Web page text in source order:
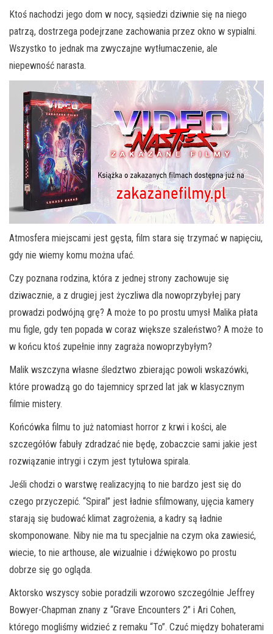
Ktoś nachodzi jego dom w nocy, sąsiedzi dziwnie się na niego
patrzą, dostrzega podejrzane zachowania przez okno w sypialni.
Wszystko to jednak ma zwyczajne wytłumaczenie, ale
niepewność narasta.
Atmosfera miejscami jest gęsta, film stara się trzymać w napięciu,
gdy nie wiemy komu można ufać.
Czy poznana rodzina, która z jednej strony zachowuje się
dziwacznie, a z drugiej jest życzliwa dla nowoprzybyłej pary
prowadzi podwójną grę? A może to po prostu umysł Malika płata
mu figle, gdy ten popada w coraz większe szaleństwo? A może to
w końcu ktoś zupełnie inny zagraża nowoprzybyłym?
Malik wszczyna własne śledztwo zbierając powoli wskazówki,
które prowadzą go do tajemnicy sprzed lat jak w klasycznym
filmie mistery.
Końcówka filmu to już natomiast horror z krwi i kości, ale
szczegółów fabuły zdradzać nie będę, zobaczcie sami jakie jest
rozwiązanie intrygi i czym jest tytułowa spirala.
Jeśli chodzi o warstwę realizacyjną to nie bardzo jest się do
czego przyczepić. “Spiral” jest ładnie sfilmowany, ujęcia kamery
starają się budować klimat zagrożenia, a kadry są ładnie
skomponowane. Niby nie ma tu specjalnie na czym oka zawiesić,
wiecie, to nie arthouse, ale wizualnie i dźwiękowo po prostu
dobrze się go ogląda.
Aktorsko wszyscy sobie poradzili wzorowo szczególnie Jeffrey
Bowyer-Chapman znany z “Grave Encounters 2” i Ari Cohen,
którego mogliśmy widzieć z remaku “To”. Czuć między bohaterami